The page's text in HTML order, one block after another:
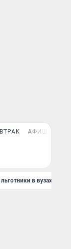
АФИША PLUS
в вузах СПб